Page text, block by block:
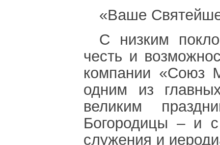
«Ваше
С низким
честь и
компании «Союз
одним из
великим
Богородицы – и
служения и